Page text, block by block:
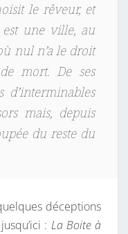
le rêveur, et
une ville, au
nul n’a le droit
mort. De ses
mais, depuis
du reste du
déceptions
: La Boite à